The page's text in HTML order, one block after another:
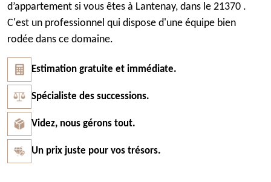
d’appartement si vous êtes à Lantenay, dans le 21370 .
C'est un professionnel qui dispose d'une équipe bien
rodée dans ce domaine.
Estimation gratuite et immédiate.
Spécialiste des successions.
Videz, nous gérons tout.
Un prix juste pour vos trésors.